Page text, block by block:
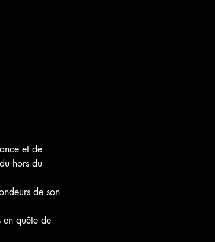
et de
hors du
de son
en quête de